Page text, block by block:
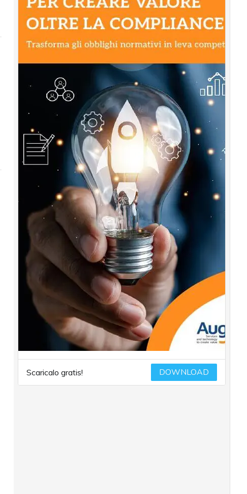
Scaricalo gratis! DOWNLOAD